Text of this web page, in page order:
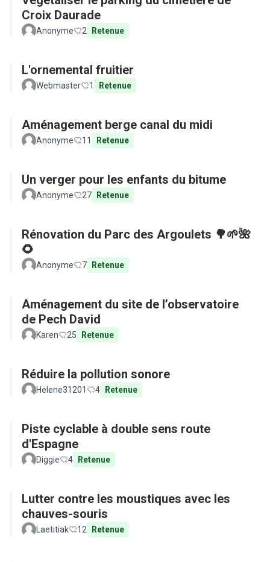
Croix Daurade
Anonyme 2 Retenue
L'ornemental fruitier
Webmaster 1 Retenue
Aménagement berge canal du midi
Anonyme 11 Retenue
Un verger pour les enfants du bitume
Anonyme 27 Retenue
Rénovation du Parc des Argoulets 🌳🌱🌺
🌻
Anonyme 7 Retenue
Aménagement du site de l’observatoire
de Pech David
Karen 25 Retenue
Réduire la pollution sonore
Helene31201 4 Retenue
Piste cyclable à double sens route
d'Espagne
Diggie 4 Retenue
Lutter contre les moustiques avec les
chauves-souris
Laetitiak 12 Retenue